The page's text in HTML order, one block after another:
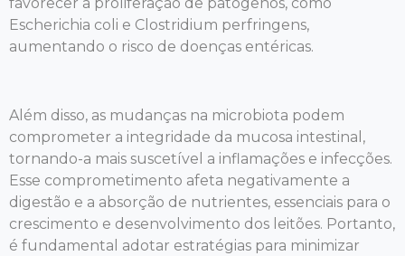
Escherichia coli e Clostridium perfringens,
aumentando o risco de doenças entéricas.
Além disso, as mudanças na microbiota podem
comprometer a integridade da mucosa intestinal,
tornando-a mais suscetível a inflamações e infecções.
Esse comprometimento afeta negativamente a
digestão e a absorção de nutrientes, essenciais para o
crescimento e desenvolvimento dos leitões. Portanto,
é fundamental adotar estratégias para minimizar